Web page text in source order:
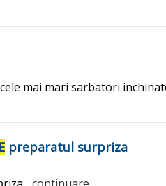
mai mari sarbatori
preparatul surpriza